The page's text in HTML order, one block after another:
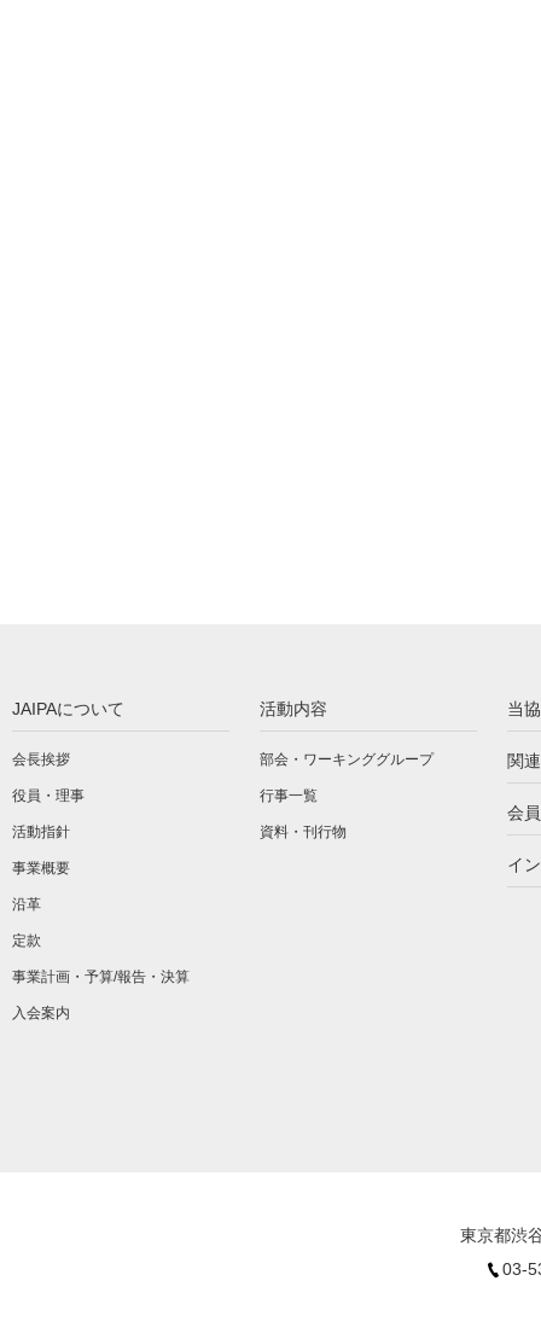
JAIPAについて
会長挨拶
役員・理事
活動指針
事業概要
沿革
定款
事業計画・予算/報告・決算
入会案内
活動内容
部会・ワーキンググループ
行事一覧
資料・刊行物
当
関
会
イ
東京都渋
03-